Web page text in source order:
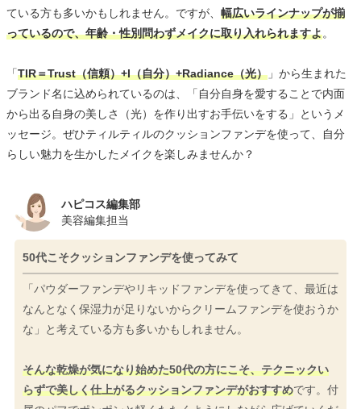
ている方も多いかもしれません。ですが、 幅広いラインナップが揃
っているので、年齢・性別問わずメイクに取り入れられますよ。
「TIR＝Trust（信頼）+I（自分）+Radiance（光） 」から生まれた
ブランド名に込められているのは、「自分自身を愛することで内面
から出る自身の美しさ（光）を作り出すお手伝いをする」というメ
ッセージ。ぜひティルティルのクッションファンデを使って、自分
らしい魅力を生かしたメイクを楽しみませんか？
ハピコス編集部
美容編集担当
50代こそクッションファンデを使ってみて
「パウダーファンデやリキッドファンデを使ってきて、最近は
なんとなく保湿力が足りないからクリームファンデを使おうか
な」と考えている方も多いかもしれません。
そんな乾燥が気になり始めた50代の方にこそ、テクニックい
らずで美しく仕上がるクッションファンデがおすすめです。付